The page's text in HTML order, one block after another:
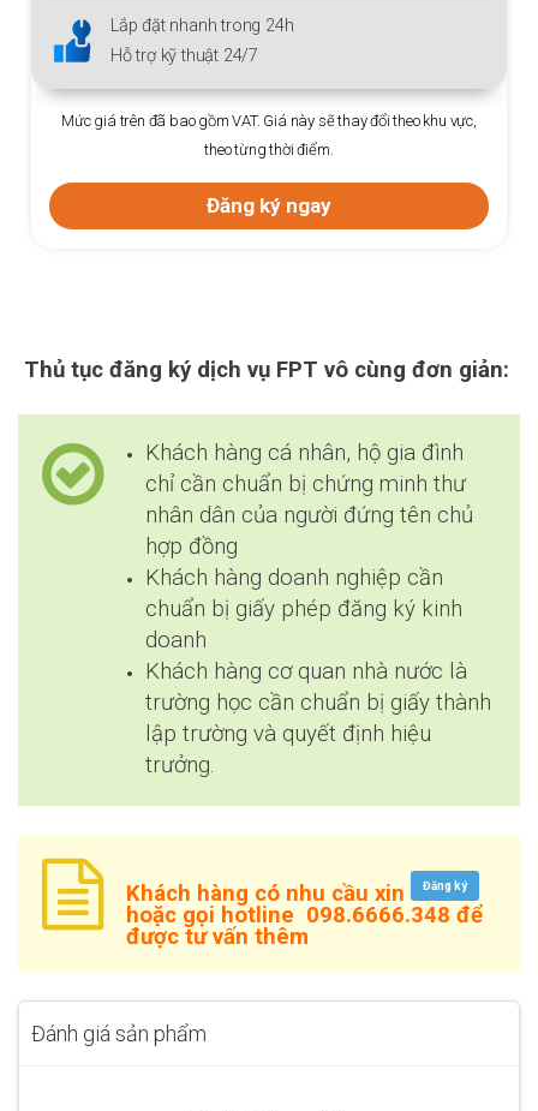
Lắp đặt nhanh trong 24h
Hỗ trợ kỹ thuật 24/7
Mức giá trên đã bao gồm VAT. Giá này sẽ thay đổi theo khu vực,
theo từng thời điểm.
Đăng ký ngay
Thủ tục đăng ký dịch vụ FPT vô cùng đơn giản:
Khách hàng cá nhân, hộ gia đình
chỉ cần chuẩn bị chứng minh thư
nhân dân của người đứng tên chủ
hợp đồng
Khách hàng doanh nghiệp cần
chuẩn bị giấy phép đăng ký kinh
doanh
Khách hàng cơ quan nhà nước là
trường học cần chuẩn bị giấy thành
lập trường và quyết định hiệu
trưởng.
Khách hàng có nhu cầu xin Đăng ký
hoặc gọi hotline 098.6666.348 để
được tư vấn thêm
Đánh giá sản phẩm